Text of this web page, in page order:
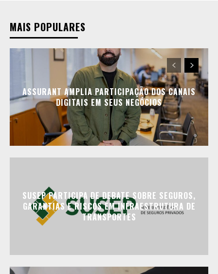
MAIS POPULARES
ASSURANT AMPLIA PARTICIPAÇÃO DOS CANAIS
DIGITAIS EM SEUS NEGÓCIOS
SUSEP PARTICIPA DE DEBATE SOBRE SEGUROS,
GARANTIAS E RISCOS EM INFRAESTRUTURA DE
TRANSPORTES